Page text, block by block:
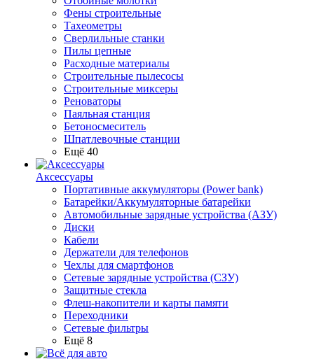
Фены строительные
Тахеометры
Сверлильные станки
Пилы цепные
Расходные материалы
Строительные пылесосы
Строительные миксеры
Реноваторы
Паяльная станция
Бетоносмеситель
Шпатлевочные станции
Ещё 40
Аксессуары
Портативные аккумуляторы (Power bank)
Батарейки/Аккумуляторные батарейки
Автомобильные зарядные устройства (АЗУ)
Диски
Кабели
Держатели для телефонов
Чехлы для смартфонов
Сетевые зарядные устройства (СЗУ)
Защитные стекла
Флеш-накопители и карты памяти
Переходники
Сетевые фильтры
Ещё 8